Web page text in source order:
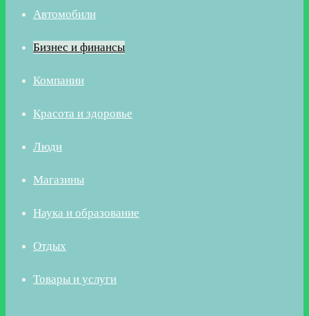
Автомобили
Бизнес и финансы
Компании
Красота и здоровье
Люди
Магазины
Наука и образование
Отдых
Товары и услуги